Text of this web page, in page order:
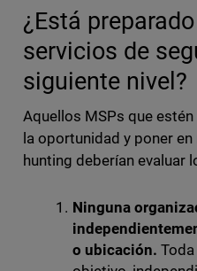
¿Está
servicios de
siguiente nivel?
Aquellos MSPs que
la oportunidad y poner
hunting deberían evaluar
Ninguna
o ubicación.